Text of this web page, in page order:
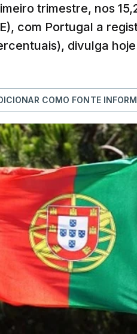
trimestre, nos
com Portugal a
divulga
COMO FONTE